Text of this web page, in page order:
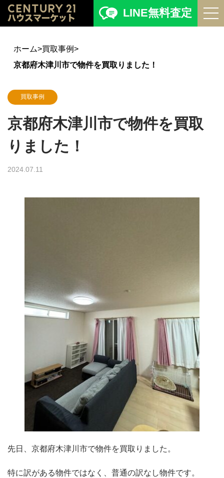
LINE無料査定
ホーム>買取事例>
京都府木津川市で物件を買取りました！
買取事例
京都府木津川市で物件を買取
りました！
2024.07.11
先日、京都府木津川市で物件を買取りました。
特に訳がある物件ではなく、普通の訳なし物件です。